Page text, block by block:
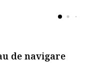
de navigare